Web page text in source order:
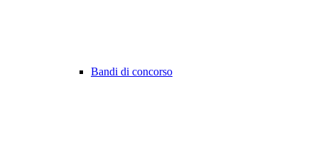
Bandi di concorso